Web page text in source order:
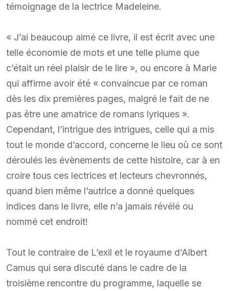
témoignage de la lectrice Madeleine.
« J’ai beaucoup aimé ce livre, il est écrit avec une
telle économie de mots et une telle plume que
c’était un réel plaisir de le lire », ou encore à Marie
qui affirme avoir été « convaincue par ce roman
dès les dix premières pages, malgré le fait de ne
pas être une amatrice de romans lyriques ».
Cependant, l’intrigue des intrigues, celle qui a mis
tout le monde d’accord, concerne le lieu où ce sont
déroulés les évènements de cette histoire, car à en
croire tous ces lectrices et lecteurs chevronnés,
quand bien même l’autrice a donné quelques
indices dans le livre, elle n’a jamais révélé ou
nommé cet endroit!
Tout le contraire de L’exil et le royaume d’Albert
Camus qui sera discuté dans le cadre de la
troisième rencontre du programme, laquelle se